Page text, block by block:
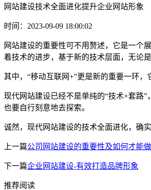
网站建设技术全面进化提升企业网站形象
时间：2023-09-09 18:00:02
网站建设的重要性可不用赘述，它是一个
着技术的进步，基于新的技术层面，无论
其中，“移动互联网+”更是新的重要一环
现代网站建设已经不是单纯的“技术+套路
也要自行刻意地去探索。
诚然，现代网站建设的技术全面进化，确
上一篇公司网站建设的重要性及如何才能
下一篇企业网站建设-有效打造品牌形象
推荐阅读